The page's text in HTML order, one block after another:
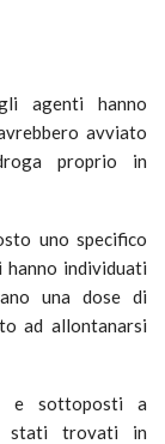
agenti hanno
avviato
proprio in
uno specifico
individuati
una dose di
ad allontanarsi
e sottoposti a
stati trovati in